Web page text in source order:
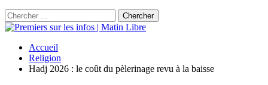
Accueil
Religion
Hadj 2026 : le coût du pèlerinage revu à la baisse